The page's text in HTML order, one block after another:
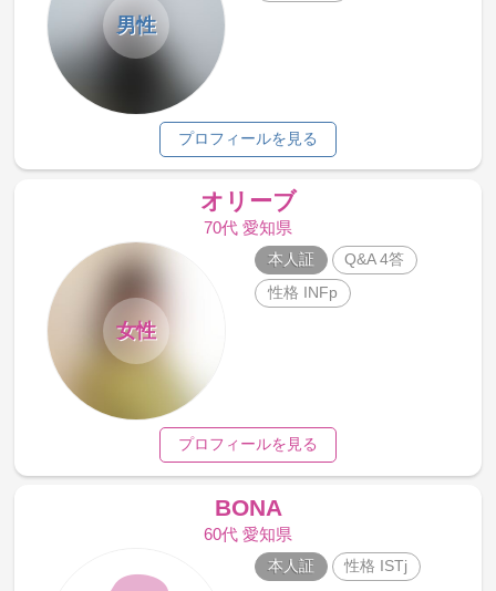
男性
プロフィールを見る
オリーブ
70代 愛知県
女性
本人証
Q&A 4答
性格 INFp
プロフィールを見る
BONA
60代 愛知県
本人証 性格 ISTj